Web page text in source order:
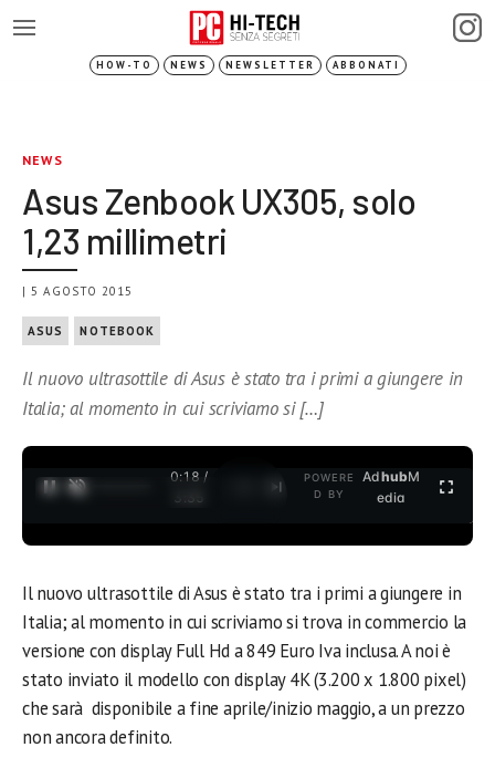
HOW-TO NEWS NEWSLETTER ABBONATI
NEWS
Asus Zenbook UX305, solo
1,23 millimetri
| 5 AGOSTO 2015
ASUS NOTEBOOK
Il nuovo ultrasottile di Asus è stato tra i primi a giungere in
Italia; al momento in cui scriviamo si […]
0:19 /
3:35
POWERE
D BY
AdhubM
edia
Il nuovo ultrasottile di Asus è stato tra i primi a giungere in
Italia; al momento in cui scriviamo si trova in commercio la
versione con display Full Hd a 849 Euro Iva inclusa. A noi è
stato inviato il modello con display 4K (3.200 x 1.800 pixel)
che sarà disponibile a fine aprile/inizio maggio, a un prezzo
non ancora definito.